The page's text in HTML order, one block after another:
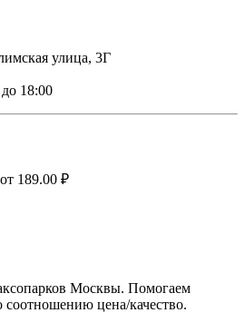
улица, 3Г
18:00
от 189.00 ₽
Москвы. Помогаем
соотношению цена/качество.